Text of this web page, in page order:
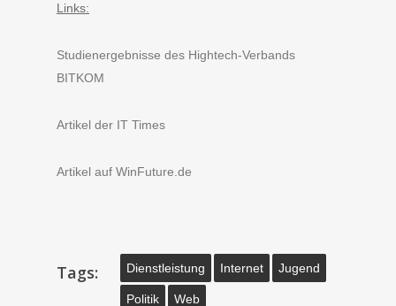
Links:
Studienergebnisse des Hightech-Verbands
BITKOM
Artikel der IT Times
Artikel auf WinFuture.de
Tags: Dienstleistung Internet Jugend
Politik Web